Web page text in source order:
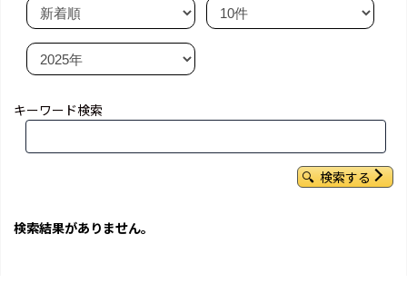
キーワード検索
検索する
検索結果がありません。